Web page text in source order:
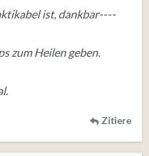
ist, dankbar----
zum Heilen geben.
Zitiere